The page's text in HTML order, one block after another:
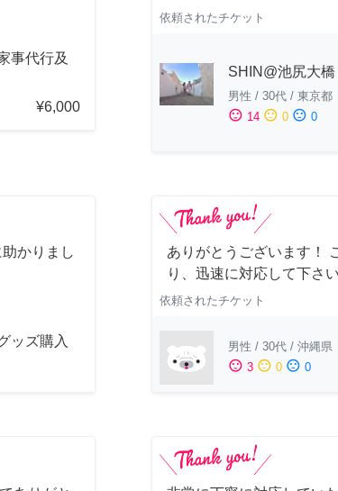
事代行及
¥6,000
依頼されたチケット
SHIN@池尻大橋
男性 / 30代 / 東京都
sentiment_satisfied 14 sentiment_neutral 0 sentiment_dissatisfied 0
かりまし
ッズ購入
ありがとうございます！
り、迅速に対応して下さ
依頼されたチケット
男性 / 30代 / 沖縄県
sentiment_satisfied 3 sentiment_neutral 0 sentiment_dissatisfied 0